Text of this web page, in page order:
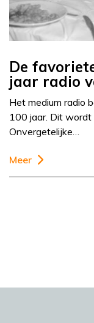
De
jaar radio
Het medium radio
100 jaar. Dit
Onvergetelijke…
Meer